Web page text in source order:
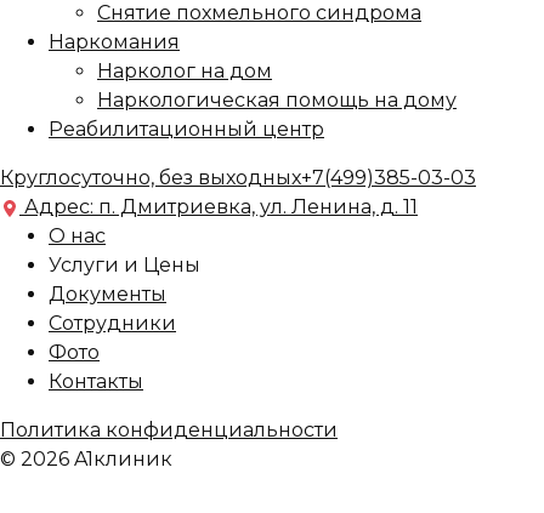
Снятие похмельного синдрома
Наркомания
Нарколог на дом
Наркологическая помощь на дому
Реабилитационный центр
Круглосуточно, без выходных+7(499)385-03-03
Адрес: п. Дмитриевка, ул. Ленина, д. 11
О нас
Услуги и Цены
Документы
Сотрудники
Фото
Контакты
Политика конфиденциальности
© 2026 A1клиник